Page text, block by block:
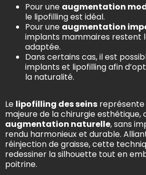
Pour une augmentation
le lipofilling est idéal.
Pour une augmentation
implants mammaires restent
adaptée.
Dans certains cas, il est
implants et lipofilling afin
la naturalité.
Le lipofilling des seins
majeure de la chirurgie esthétique,
augmentation naturelle, sans
rendu harmonieux et durable.
réinjection de graisse, cette
redessiner la silhouette tout en
poitrine.